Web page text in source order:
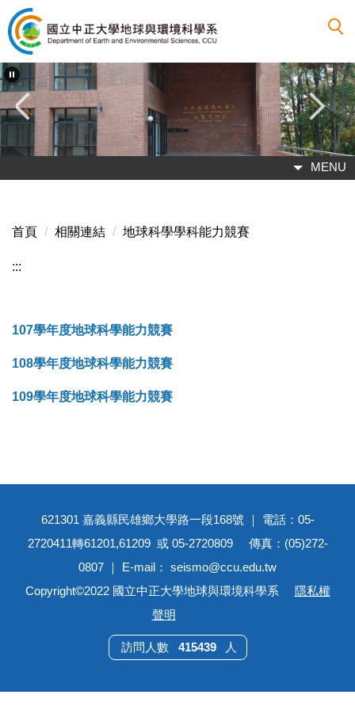
跳
到
主
要
內
容
區
MENU
首頁 相關連結 地球科學學科能力競賽
:::
107學年度地球科學能力競賽
108學年度地球科學能力競賽
109學年度地球科學能力競賽
621301 嘉義縣民雄鄉大學路一段168號 ｜ 電話：05-
2720411轉61201,61209 或 05-2720809 傳真：(05)272-
0807 ｜ E-mail： seismo@ccu.edu.tw
Copyright©2022 國立中正大學地球與環境科學系 隱私權
聲明
415439